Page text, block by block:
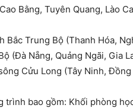
Bằng, Tuyên Quang, Lào
Bắc Trung Bộ (Thanh Hóa,
(Đà Nẵng, Quảng Ngãi, Gia
Cửu Long (Tây Ninh, Đồng
trình bao gồm: Khối phòng